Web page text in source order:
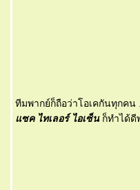
ทีมพากย์ก็ถือว่าโอเคกันทุกคน
ซค ไทเลอร์ ไอเซ็นก็ทำได้ดี